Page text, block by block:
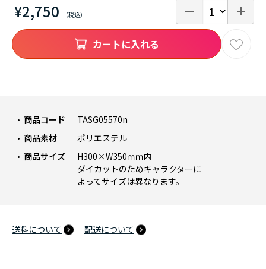
¥2,750
商品コード
TASG05570n
商品素材
ポリエステル
商品サイズ
H300×W350ｍｍ内
ダイカットのためキャラクターに
よってサイズは異なります。
送料について 配送について
カートに入れる